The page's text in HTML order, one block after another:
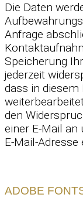
Die Daten
Anfrage
Speicherung
jederzeit
dass in diesem
den
einer E-Mail
E-Mail-Adresse
ADOBE